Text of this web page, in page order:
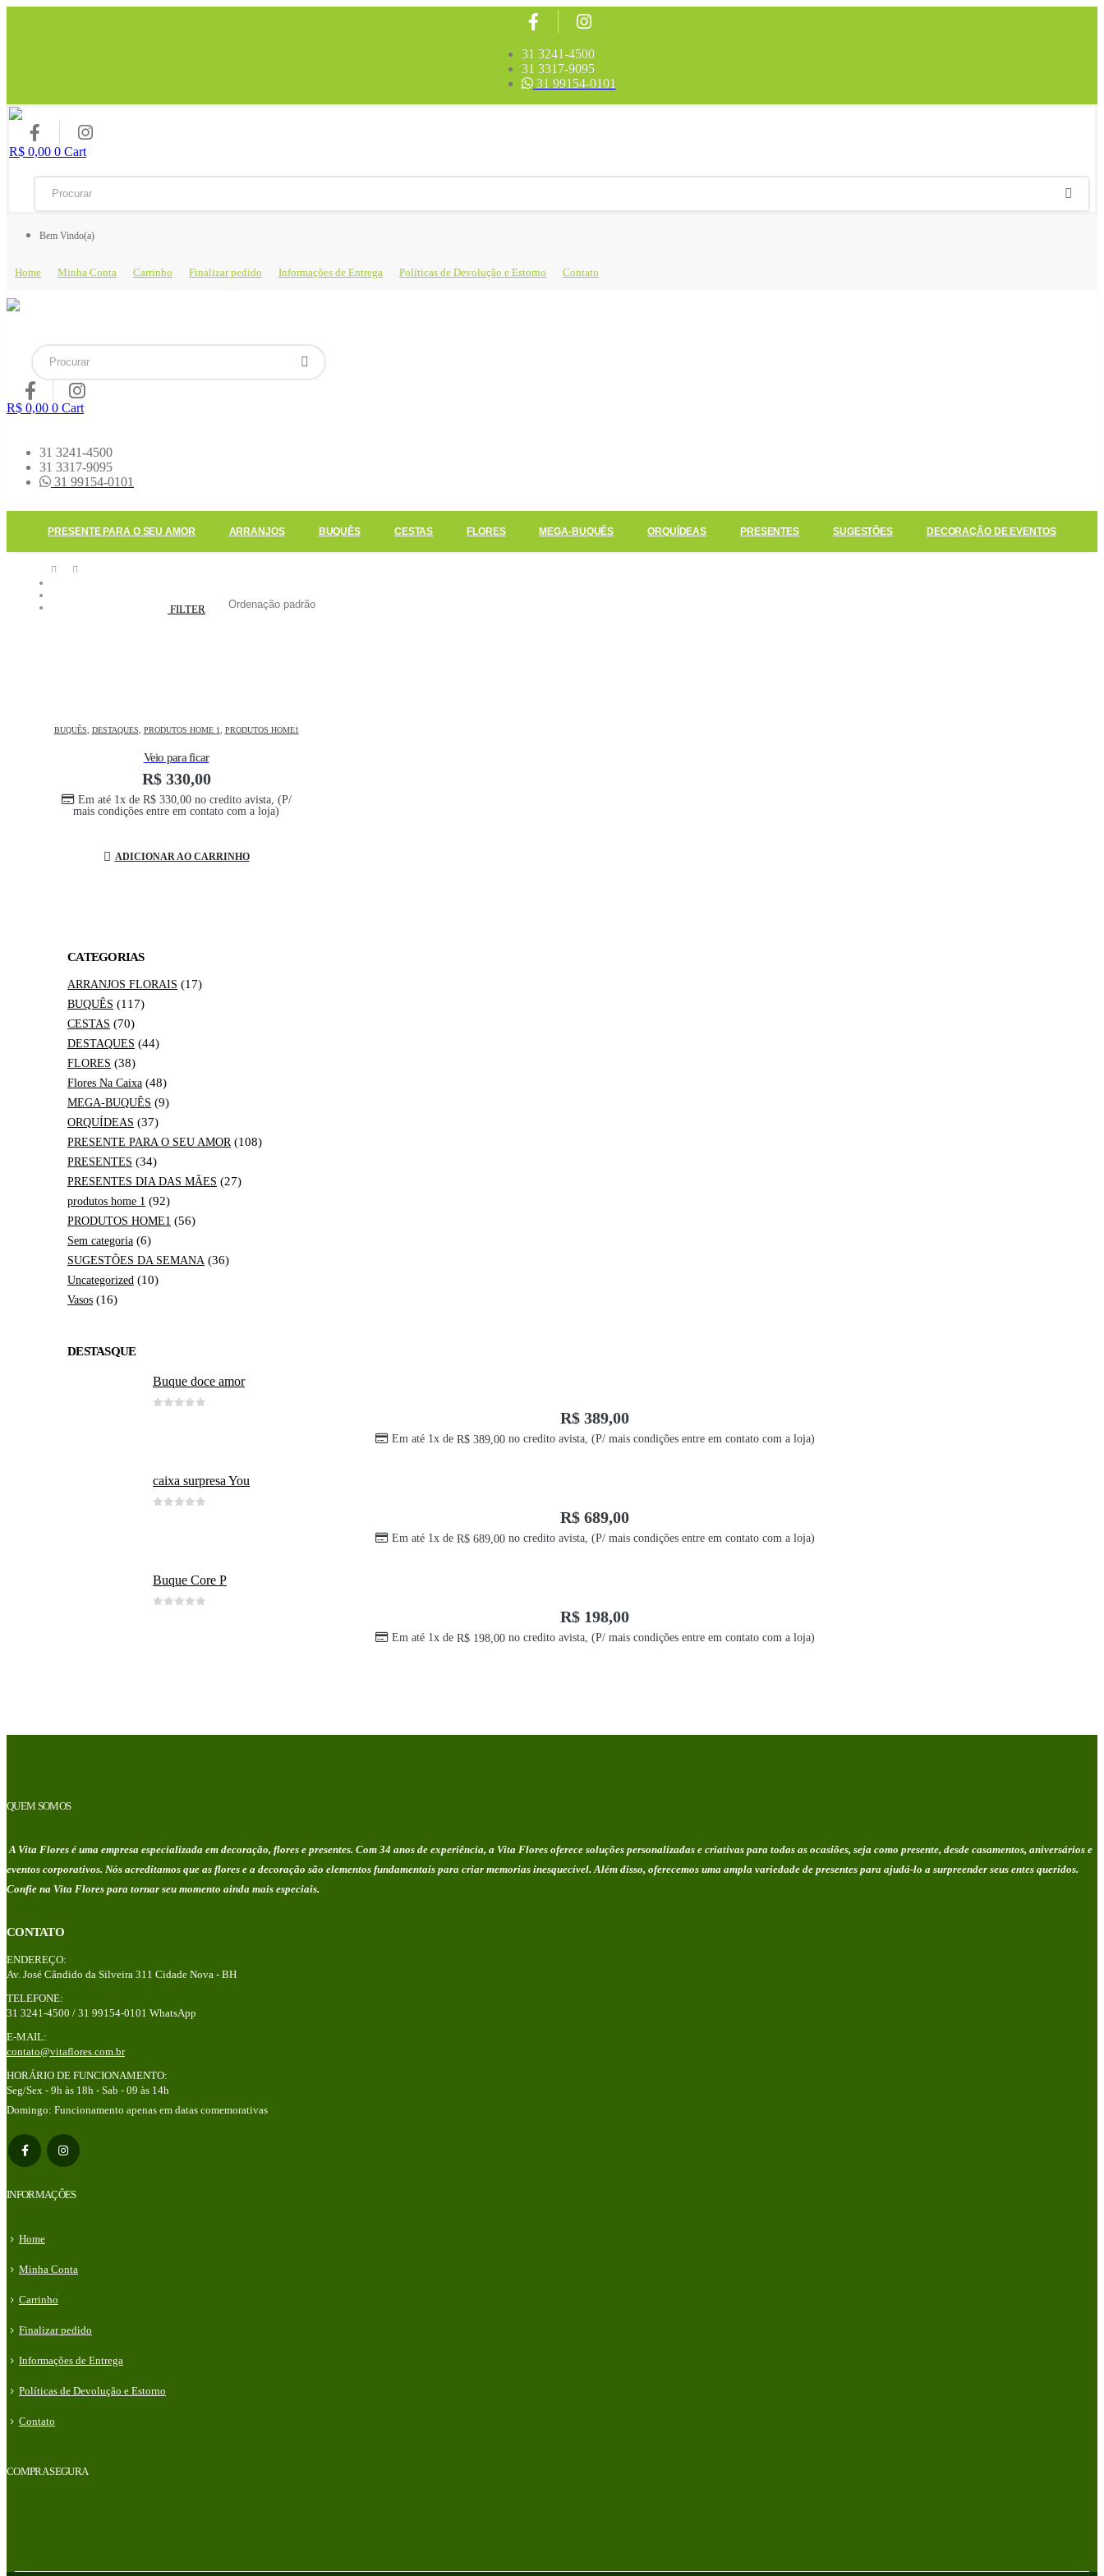
31 3241-4500
31 3317-9095
31 99154-0101
R$ 0,00 0 Cart
Bem Vindo(a)
Home Minha Conta Carrinho Finalizar pedido Informações de Entrega Políticas de Devolução e Estorno Contato
R$ 0,00 0 Cart
31 3241-4500
31 3317-9095
31 99154-0101
PRESENTE PARA O SEU AMOR ARRANJOS BUQUÊS CESTAS FLORES MEGA-BUQUÊS ORQUÍDEAS PRESENTES SUGESTÕES DECORAÇÃO DE EVENTOS
FILTER
BUQUÊS DESTAQUES PRODUTOS HOME 1 PRODUTOS HOME1
Veio para ficar
R$330,00
Em até 1x de R$330,00no credito avista, (P/
mais condições entre em contato com a loja)
ADICIONAR AO CARRINHO
CATEGORIAS
ARRANJOS FLORAIS (17)
BUQUÊS (117)
CESTAS (70)
DESTAQUES (44)
FLORES (38)
Flores Na Caixa (48)
MEGA-BUQUÊS (9)
ORQUÍDEAS (37)
PRESENTE PARA O SEU AMOR (108)
PRESENTES (34)
PRESENTES DIA DAS MÃES (27)
produtos home 1 (92)
PRODUTOS HOME1 (56)
Sem categoria (6)
SUGESTÕES DA SEMANA (36)
Uncategorized (10)
Vasos (16)
DESTASQUE
Buque doce amor
R$ 389,00
Em até 1x de R$389,00no credito avista, (P/ mais condições entre em contato com a loja)
caixa surpresa You
R$ 689,00
Em até 1x de R$689,00no credito avista, (P/ mais condições entre em contato com a loja)
Buque Core P
R$ 198,00
Em até 1x de R$198,00no credito avista, (P/ mais condições entre em contato com a loja)
QUEM SOMOS
A Vita Flores é uma empresa especializada em decoração, flores e presentes. Com 34 anos de experiência, a Vita Flores oferece soluções personalizadas e criativas para todas as ocasiões, seja como presente, desde casamentos, aniversários e
eventos corporativos. Nós acreditamos que as flores e a decoração são elementos fundamentais para criar memorias inesquecível. Além disso, oferecemos uma ampla variedade de presentes para ajudá-lo a surpreender seus entes queridos.
Confie na Vita Flores para tornar seu momento ainda mais especiais.
CONTATO
ENDEREÇO:
Av. José Cândido da Silveira 311 Cidade Nova - BH
TELEFONE:
31 3241-4500 / 31 99154-0101 WhatsApp
E-MAIL:
contato@vitaflores.com.br
HORÁRIO DE FUNCIONAMENTO:
Seg/Sex - 9h às 18h - Sab - 09 às 14h
Domingo: Funcionamento apenas em datas comemorativas
INFORMAÇÕES
Home
Minha Conta
Carrinho
Finalizar pedido
Informações de Entrega
Políticas de Devolução e Estorno
Contato
COMPRA SEGURA